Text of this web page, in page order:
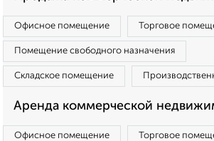
Офисное помещение Торговое
Помещение свободного назначения
Складское помещение
Аренда коммерческой
Офисное помещение Торговое